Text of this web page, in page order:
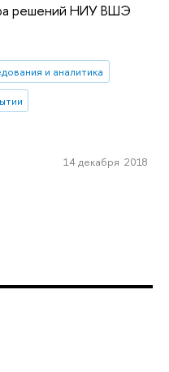
решений НИУ ВШЭ
и аналитика
14 декабря 2018